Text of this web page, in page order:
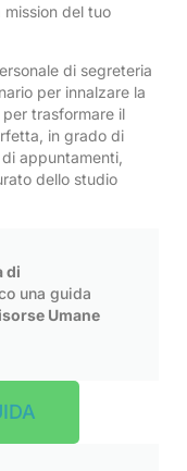
del tuo
di segreteria
per innalzare la
trasformare il
in grado di
appuntamenti,
dello studio
di
una guida
Umane